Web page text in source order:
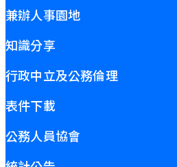
兼辦人事園地
知識分享
行政中立及公務倫理
表件下載
公務人員協會